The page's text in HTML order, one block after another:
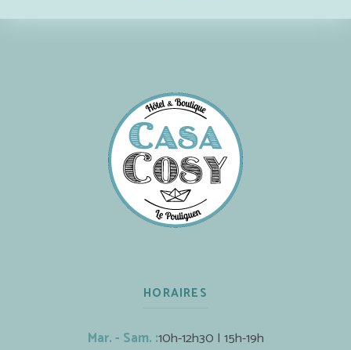
HORAIRES
Mar. - Sam. :10h-12h30 | 15h-19h